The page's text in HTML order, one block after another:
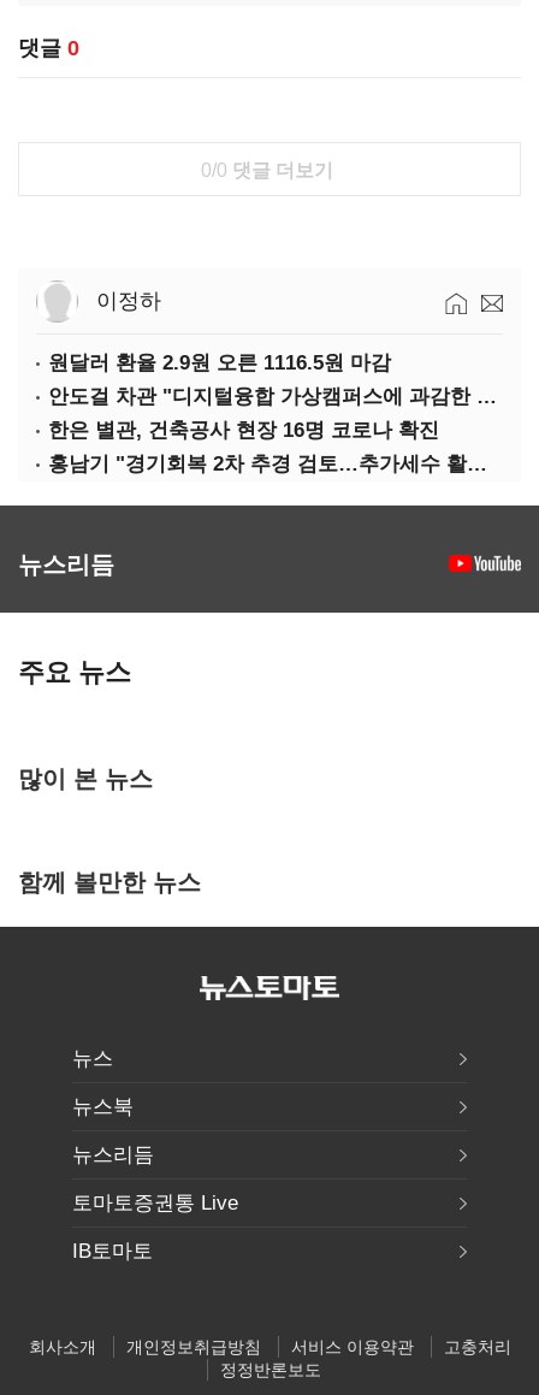
댓글 0
0/0 댓글 더보기
이정하
원달러 환율 2.9원 오른 1116.5원 마감
안도걸 차관 "디지털융합 가상캠퍼스에 과감한 인센티브 부여"
한은 별관, 건축공사 현장 16명 코로나 확진
홍남기 "경기회복 2차 추경 검토…추가세수 활용할 것"(종합)
뉴스리듬
주요 뉴스
많이 본 뉴스
함께 볼만한 뉴스
뉴스
뉴스북
뉴스리듬
토마토증권통 Live
IB토마토
회사소개 개인정보취급방침 서비스 이용약관
고충처리
정정반론보도